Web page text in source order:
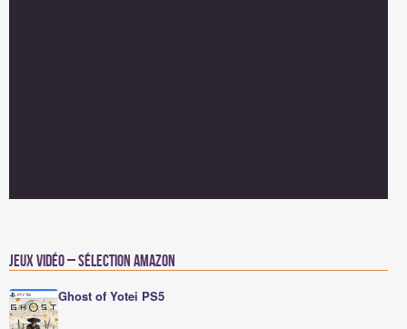
Jeux vidéo – Sélection Amazon
Ghost of Yotei PS5